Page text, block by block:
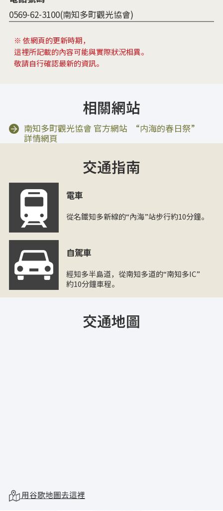
0569-62-3100(南知多町觀光協會)
※ 依網頁的更新時期，
這裡所記載的內容可能與實際狀況相異。
敬請自行確認最新的資訊。
相關網站
南知多町觀光協會 官方網站 “内海的春日祭”
詳情網頁
交通指南
電車
從名鐵知多新線的“內海”站步行約10分鐘。
自駕車
經知多半島道，從南知多道的“南知多IC”
約10分鐘車程。
交通地圖
用谷歌地圖去這裡